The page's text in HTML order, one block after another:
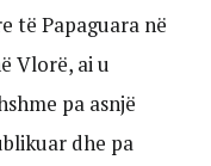
të Papaguara në
Vlorë, ai u
pa asnjë
dhe pa